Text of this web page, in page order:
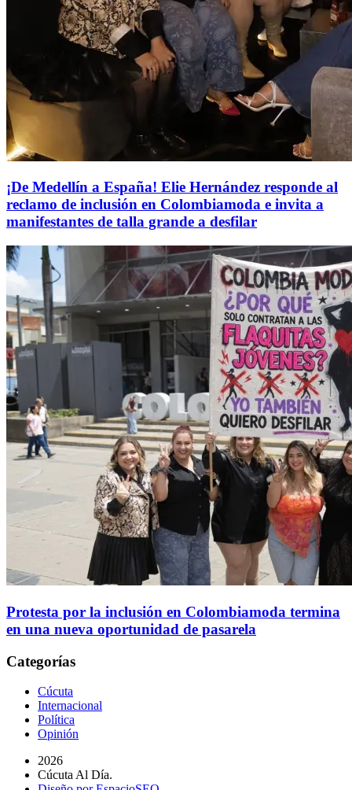
¡De Medellín a España! Elie Hernández responde al
reclamo de inclusión en Colombiamoda e invita a
manifestantes de talla grande a desfilar
Protesta por la inclusión en Colombiamoda termina
en una nueva oportunidad de pasarela
Categorías
Cúcuta
Internacional
Política
Opinión
2026
Cúcuta Al Día.